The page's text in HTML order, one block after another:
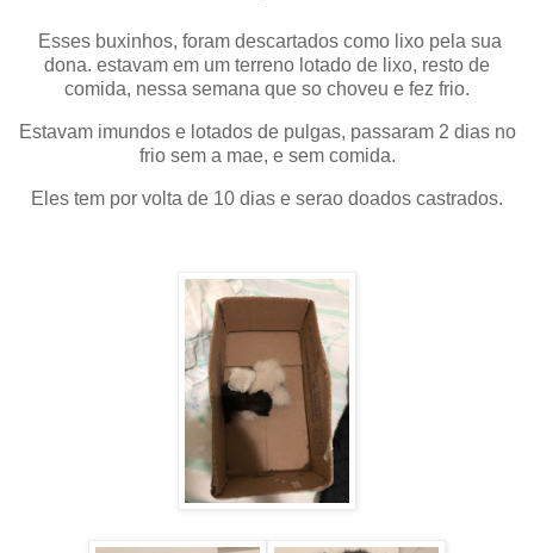
Esses buxinhos, foram descartados como lixo pela sua
dona. estavam em um terreno lotado de lixo, resto de
comida, nessa semana que so choveu e fez frio.
Estavam imundos e lotados de pulgas, passaram 2 dias no
frio sem a mae, e sem comida.
Eles tem por volta de 10 dias e serao doados castrados.